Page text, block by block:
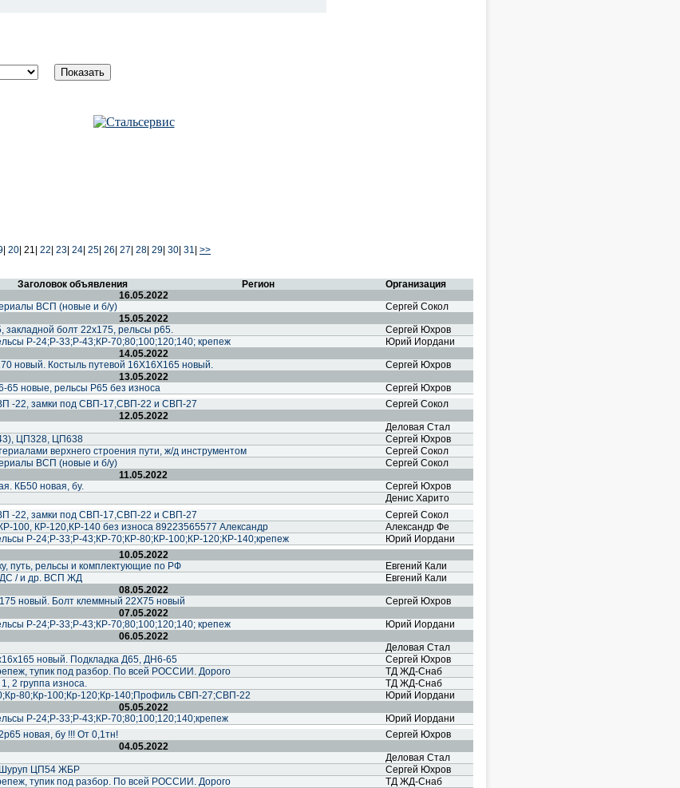
20 21| 22 23 24 25 26 27 28 29 30 31 >>
Заголовок объявления Регион
Организация
16.05.2022
ВСП (новые и б/у)
Сергей Сокол
15.05.2022
закладной болт 22х175, рельсы р65.
Сергей Юхров
Р-24;Р-33;Р-43;КР-70;80;100;120;140; крепеж
Юрий Иордани
14.05.2022
новый. Костыль путевой 16Х16Х165 новый.
Сергей Юхров
13.05.2022
65 новые, рельсы Р65 без износа
Сергей Юхров
-22, замки под СВП-17,СВП-22 и СВП-27
Сергей Сокол
12.05.2022
Деловая Стал
ЦП328, ЦП638
Сергей Юхров
верхнего строения пути, ж/д инструментом
Сергей Сокол
ВСП (новые и б/у)
Сергей Сокол
11.05.2022
КБ50 новая, бу.
Сергей Юхров
Денис Харито
-22, замки под СВП-17,СВП-22 и СВП-27
Сергей Сокол
100, КР-120,КР-140 без износа 89223565577 Александр
Александр Фе
Р-24;Р-33;Р-43;КР-70;КР-80;КР-100;КР-120;КР-140;крепеж
Юрий Иордани
10.05.2022
путь, рельсы и комплектующие по РФ
Евгений Кали
/ и др. ВСП ЖД
Евгений Кали
08.05.2022
новый. Болт клеммный 22Х75 новый
Сергей Юхров
07.05.2022
Р-24;Р-33;Р-43;КР-70;80;100;120;140; крепеж
Юрий Иордани
06.05.2022
Деловая Стал
новый. Подкладка Д65, ДН6-65
Сергей Юхров
тупик под разбор. По всей РОССИИ. Дорого
ТД ЖД-Снаб
2 группа износа.
ТД ЖД-Снаб
80;Кр-100;Кр-120;Кр-140;Профиль СВП-27;СВП-22
Юрий Иордани
05.05.2022
Р-24;Р-33;Р-43;КР-70;80;100;120;140;крепеж
Юрий Иордани
новая, бу !!! От 0,1тн!
Сергей Юхров
04.05.2022
Деловая Стал
Шуруп ЦП54 ЖБР
Сергей Юхров
тупик под разбор. По всей РОССИИ. Дорого
ТД ЖД-Снаб